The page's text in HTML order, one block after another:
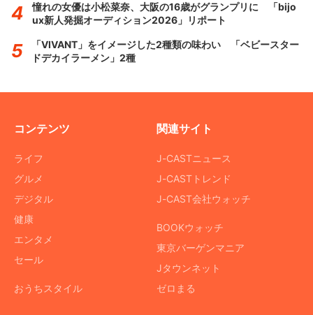
憧れの女優は小松菜奈、大阪の16歳がグランプリに 「bijo
ux新人発掘オーディション2026」リポート
「VIVANT」をイメージした2種類の味わい 「ベビースター
ドデカイラーメン」2種
コンテンツ
ライフ
グルメ
デジタル
健康
エンタメ
セール
おうちスタイル
関連サイト
J-CASTニュース
J-CASTトレンド
J-CAST会社ウォッチ
BOOKウォッチ
東京バーゲンマニア
Jタウンネット
ゼロまる